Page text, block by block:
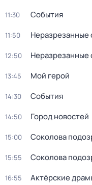
11:30 События
11:50 Неразрезанные
12:50 Неразрезанные
13:45 Мой герой
14:30 События
14:50 Город новостей
15:00 Соколова
15:55 Соколова
16:55 Актёрские